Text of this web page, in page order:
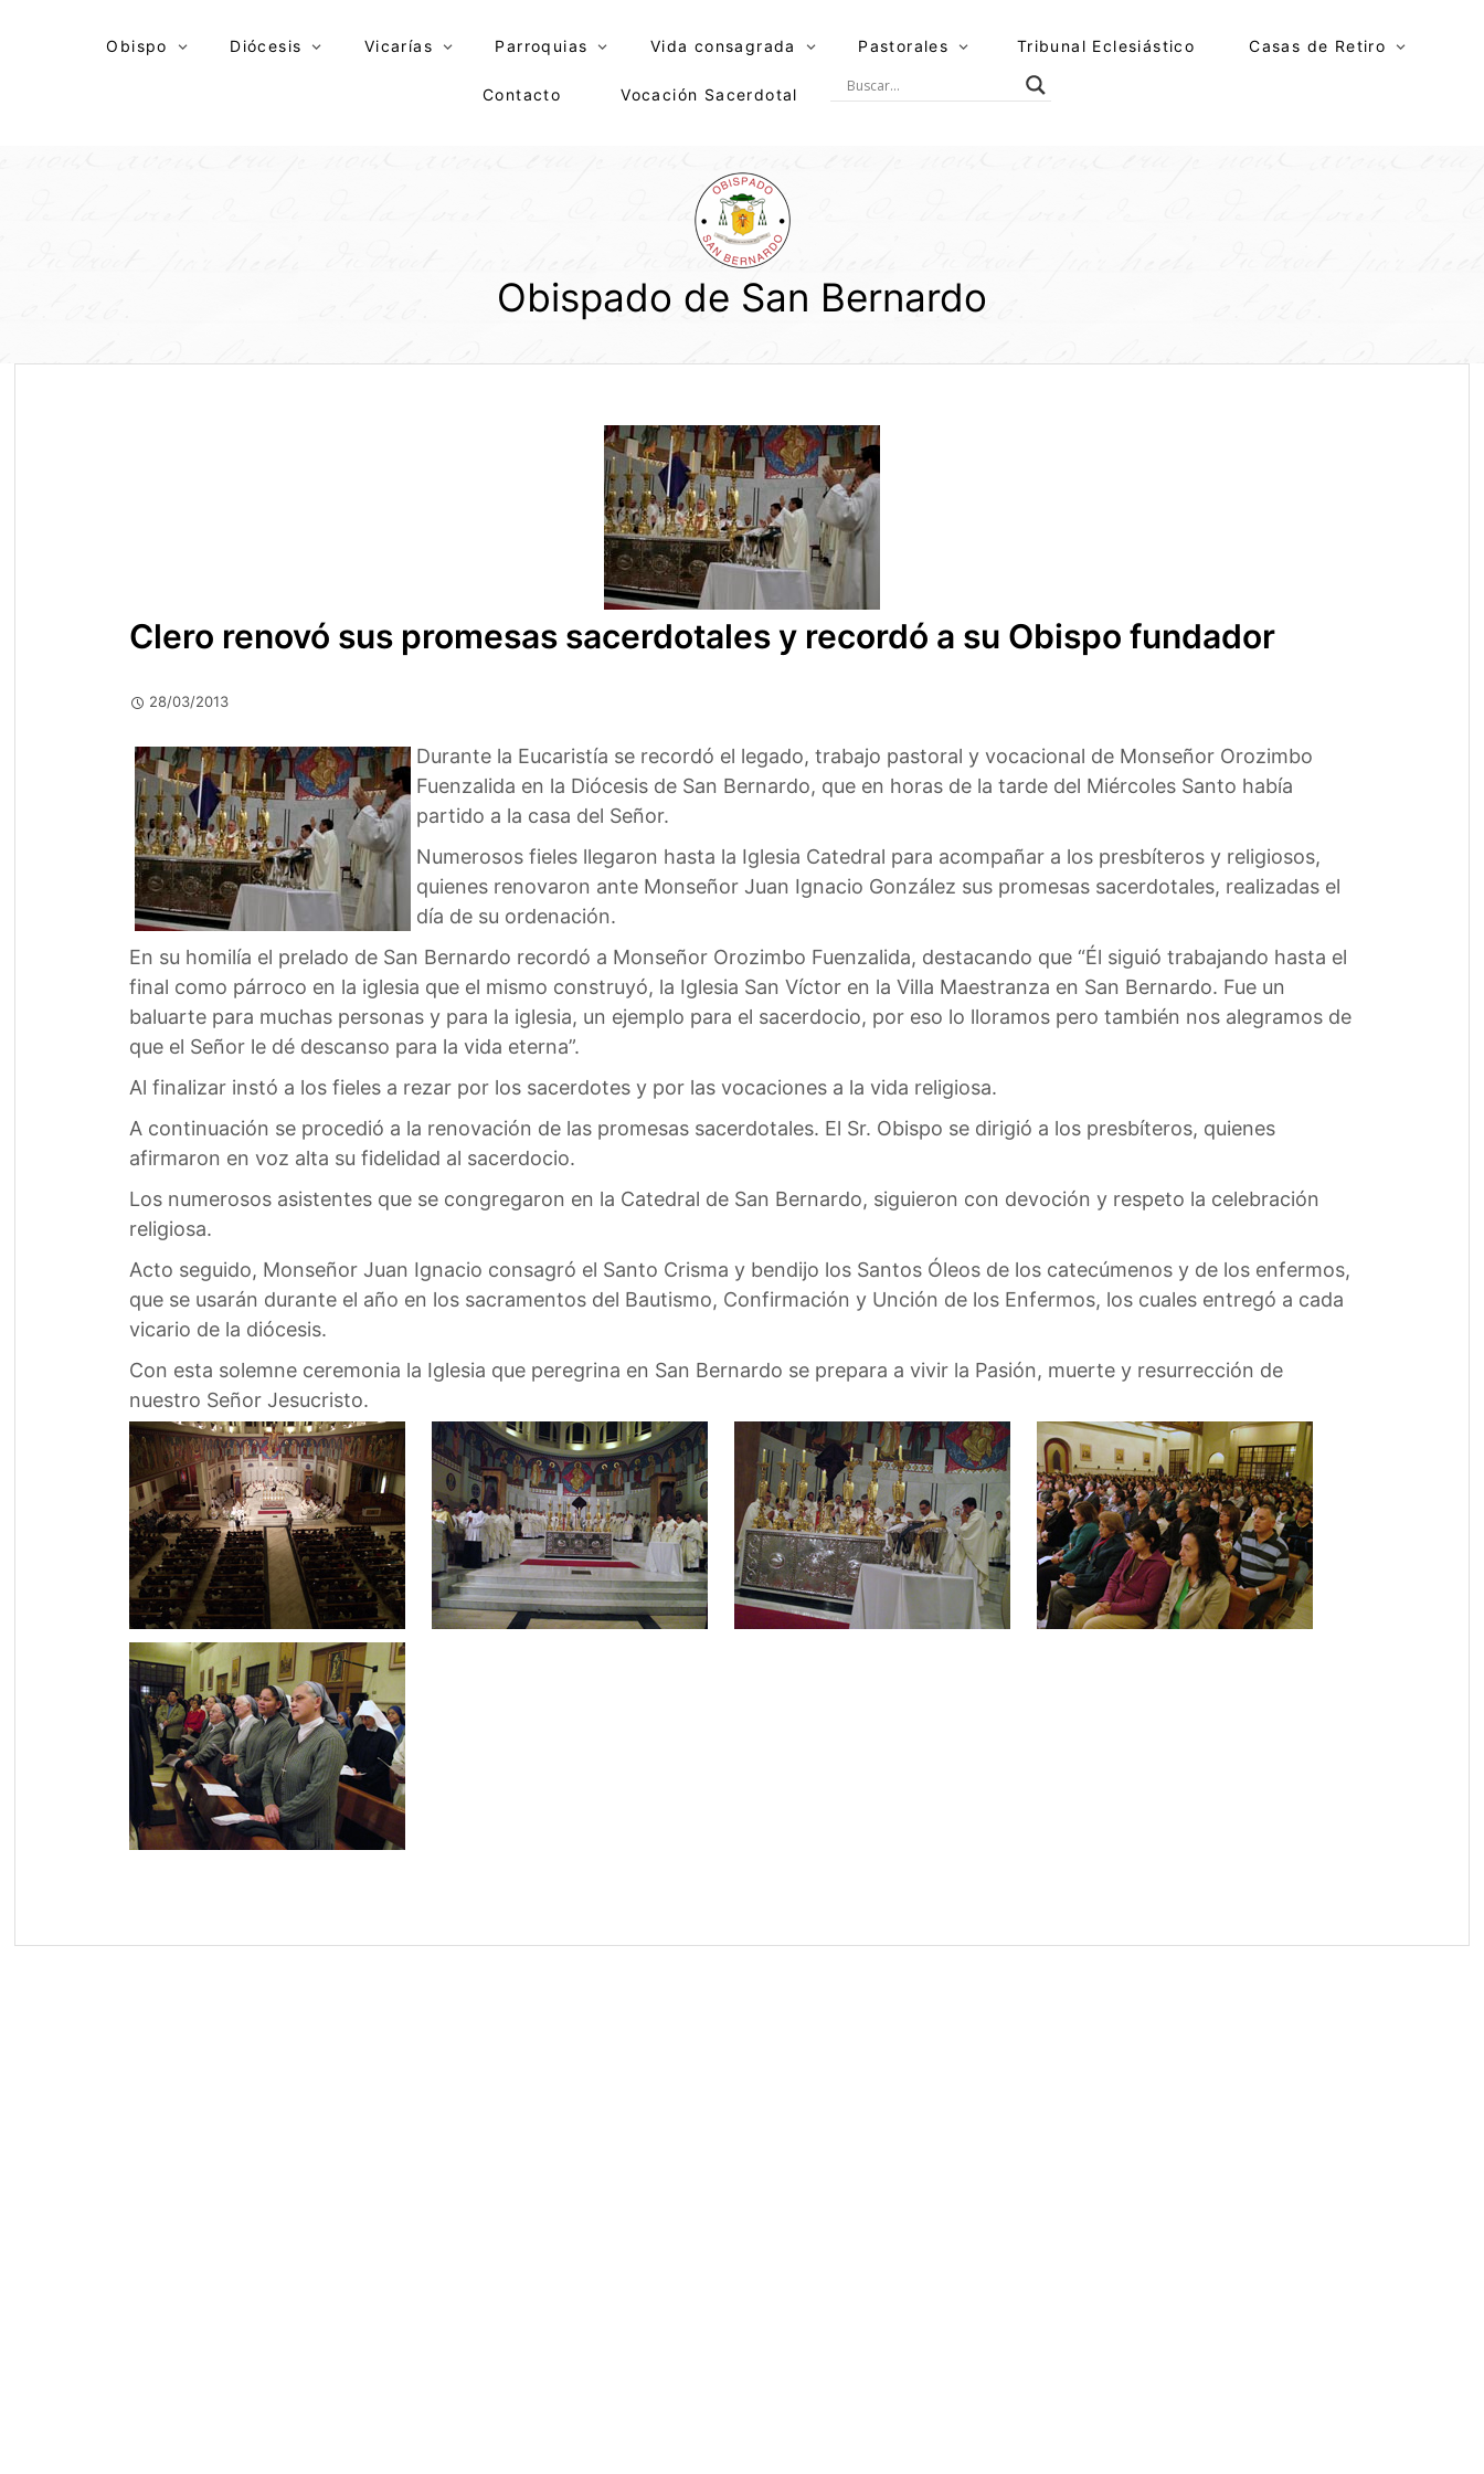
Obispo Diócesis Vicarías Parroquias Vida consagrada Pastorales Tribunal Eclesiástico Casas de Retiro
Contacto Vocación Sacerdotal
Obispado de San Bernardo
Clero renovó sus promesas sacerdotales y recordó a su Obispo fundador
28/03/2013
Durante la Eucaristía se recordó el legado, trabajo pastoral y vocacional de Monseñor Orozimbo
Fuenzalida en la Diócesis de San Bernardo, que en horas de la tarde del Miércoles Santo había
partido a la casa del Señor.
Numerosos fieles llegaron hasta la Iglesia Catedral para acompañar a los presbíteros y religiosos,
quienes renovaron ante Monseñor Juan Ignacio González sus promesas sacerdotales, realizadas el
día de su ordenación.
En su homilía el prelado de San Bernardo recordó a Monseñor Orozimbo Fuenzalida, destacando que “Él siguió trabajando hasta el
final como párroco en la iglesia que el mismo construyó, la Iglesia San Víctor en la Villa Maestranza en San Bernardo. Fue un
baluarte para muchas personas y para la iglesia, un ejemplo para el sacerdocio, por eso lo lloramos pero también nos alegramos de
que el Señor le dé descanso para la vida eterna”.
Al finalizar instó a los fieles a rezar por los sacerdotes y por las vocaciones a la vida religiosa.
A continuación se procedió a la renovación de las promesas sacerdotales. El Sr. Obispo se dirigió a los presbíteros, quienes
afirmaron en voz alta su fidelidad al sacerdocio.
Los numerosos asistentes que se congregaron en la Catedral de San Bernardo, siguieron con devoción y respeto la celebración
religiosa.
Acto seguido, Monseñor Juan Ignacio consagró el Santo Crisma y bendijo los Santos Óleos de los catecúmenos y de los enfermos,
que se usarán durante el año en los sacramentos del Bautismo, Confirmación y Unción de los Enfermos, los cuales entregó a cada
vicario de la diócesis.
Con esta solemne ceremonia la Iglesia que peregrina en San Bernardo se prepara a vivir la Pasión, muerte y resurrección de
nuestro Señor Jesucristo.